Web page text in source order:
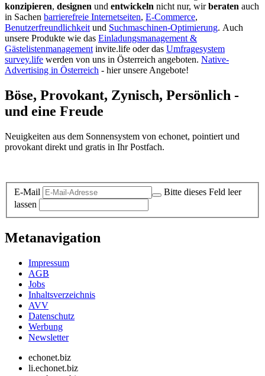
konzipieren, designen und entwickeln nicht nur, wirberaten auch
in Sachen barrierefreie Internetseiten, E-Commerce,
Benutzerfreundlichkeit und Suchmaschinen-Optimierung. Auch
unsere Produkte wie das Einladungsmanagement &
Gästelistenmanagement invite.life oder das Umfragesystem
survey.life werden von uns in Österreich angeboten. Native-
Advertising in Österreich - hier unsere Angebote!
Böse, Provokant, Zynisch, Persönlich -
und eine Freude
Neuigkeiten aus dem Sonnensystem von echonet, pointiert und
provokant direkt und gratis in Ihr Postfach.
E-Mail
Bitte dieses Feld leer
lassen
Metanavigation
Impressum
AGB
Jobs
Inhaltsverzeichnis
AVV
Datenschutz
Werbung
Newsletter
echonet.biz
li.echonet.biz